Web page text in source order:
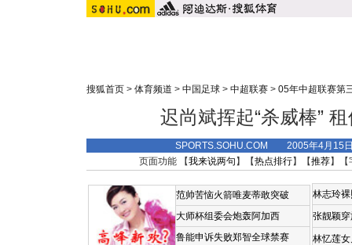
搜狐首页 > 体育频道 > 中国足球 > 中超联赛 > 05年中超联赛第
迟尚斌挥起“杀威棒”
SPORTS.SOHU.COM 2005年4月15
页面功能 【我来说两句 】【热点排行】【推荐】【
范帅苦恼火箭唯麦蒂敢突破
大师杯组委会炮轰阿加西
鲁能申诉失败郑智全球禁赛
林志玲
张靓颖
林忆莲